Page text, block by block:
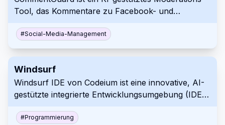
Tool, das Kommentare zu Facebook- und
verwaltet und filtert.
#Social-Media-Management
Windsurf
Windsurf IDE von Codeium ist eine innovative, AI-
gestützte integrierte Entwicklungsumgebung (IDE),
für Entwickler zu verbessern. Sie kombiniert
#Programmierung